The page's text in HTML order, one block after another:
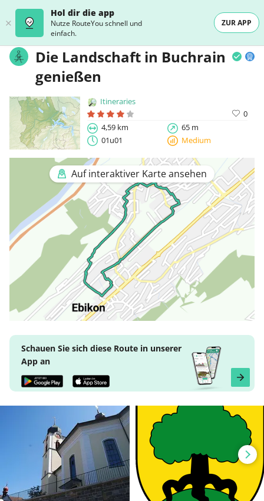
Hol dir die app
Nutze RouteYou schnell und
einfach.
ZUR APP
Die Landschaft in Buchrain
genießen
Itineraries
0
4,59 km
65 m
01u01
Medium
Auf interaktiver Karte ansehen
Schauen Sie sich diese Route in unserer
App an